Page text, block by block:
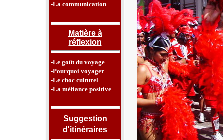
-La communication
Matière à
réflexion
-Le goût du voyage
-Pourquoi voyager
-Le choc culturel
-La méfiance positive
Suggestion
d'itinéraires